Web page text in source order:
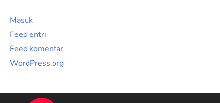
Masuk
Feed entri
Feed komentar
WordPress.org